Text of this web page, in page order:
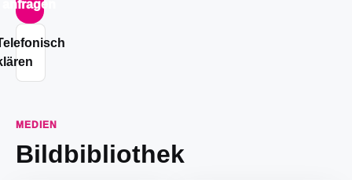
anfragen
MEDIEN
Bildbibliothek